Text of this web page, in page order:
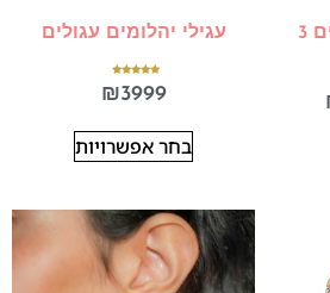
עגילי יהלומים צמודים 3
עגילי יהלומים עגולים
5.00
מתוך 5 ₪3999
בחר אפשרויות